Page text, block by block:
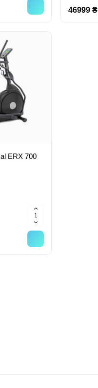
46999 ₴
ERX 700